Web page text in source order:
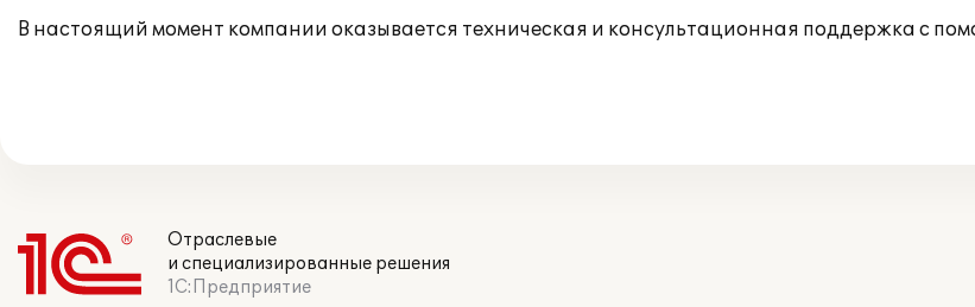
В настоящий момент компании оказывается техническая и консультационная поддержка с
Отраслевые
и специализированные решения
1С:Предприятие